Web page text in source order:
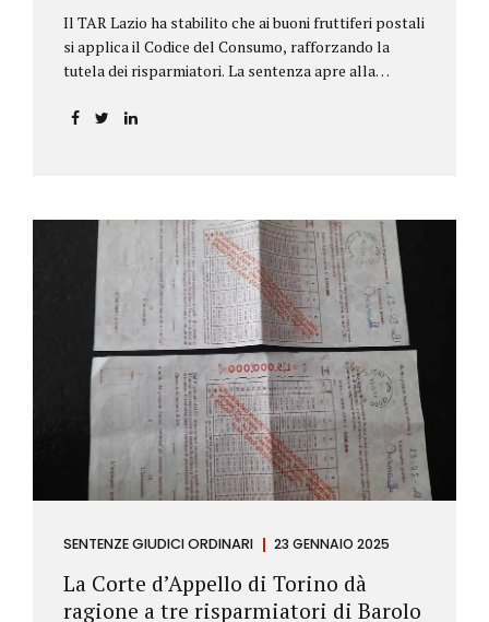
Il TAR Lazio ha stabilito che ai buoni fruttiferi postali
si applica il Codice del Consumo, rafforzando la
tutela dei risparmiatori. La sentenza apre alla
capitale o interessi per mancanza di informazioni
SENTENZE GIUDICI ORDINARI 23 GENNAIO 2025
La Corte d’Appello di Torino dà
ragione a tre risparmiatori di Barolo